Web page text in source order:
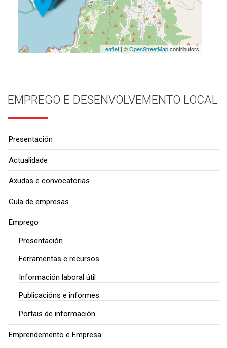
Leaflet| ©OpenStreetMapcontributors
EMPREGO E DESENVOLVEMENTO LOCAL
Presentación
Actualidade
Axudas e convocatorias
Guía de empresas
Emprego
Presentación
Ferramentas e recursos
Información laboral útil
Publicacións e informes
Portais de información
Emprendemento e Empresa